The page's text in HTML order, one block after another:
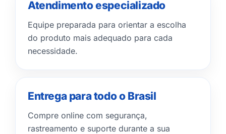
Atendimento especializado
Equipe preparada para orientar a escolha
do produto mais adequado para cada
necessidade.
Entrega para todo o Brasil
Compre online com segurança,
rastreamento e suporte durante a sua